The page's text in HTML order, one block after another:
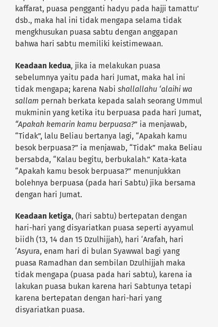
kaffarat, puasa pengganti hadyu pada hajji tamattu’
dsb., maka hal ini tidak mengapa selama tidak
mengkhusukan puasa sabtu dengan anggapan
bahwa hari sabtu memiliki keistimewaan.
Keadaan kedua, jika ia melakukan puasa
sebelumnya yaitu pada hari Jumat, maka hal ini
tidak mengapa; karena Nabishallallahu ‘alaihi wa
sallam pernah berkata kepada salah seorang Ummul
mukminin yang ketika itu berpuasa pada hari Jumat,
“Apakah kemarin kamu berpuasa?” ia menjawab,
“Tidak”, lalu Beliau bertanya lagi, “Apakah kamu
besok berpuasa?” ia menjawab, “Tidak” maka Beliau
bersabda, “Kalau begitu, berbukalah.” Kata-kata
“Apakah kamu besok berpuasa?” menunjukkan
bolehnya berpuasa (pada hari Sabtu) jika bersama
dengan hari Jumat.
Keadaan ketiga, (hari sabtu) bertepatan dengan
hari-hari yang disyariatkan puasa seperti ayyamul
biidh (13, 14 dan 15 Dzulhijjah), hari ‘Arafah, hari
‘Asyura, enam hari di bulan Syawwal bagi yang
puasa Ramadhan dan sembilan Dzulhijjah maka
tidak mengapa (puasa pada hari sabtu), karena ia
lakukan puasa bukan karena hari Sabtunya tetapi
karena bertepatan dengan hari-hari yang
disyariatkan puasa.